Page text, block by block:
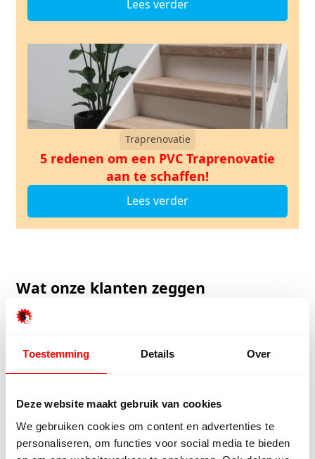
Toestemming Details Over
Deze website maakt gebruik van cookies
We gebruiken cookies om content en advertenties te
personaliseren, om functies voor social media te bieden
Lees verder
Traprenovatie
5 redenen om een PVC Traprenovatie
aan te schaffen!
Lees verder
Wat onze klanten zeggen
Onze klanten beoordelen ons met een 9/10
Hester Schaap
Top geholpen en voor een mooie prijs alles
kunnen kopen wat ik wil. Heel vriendelijk,
meedenkend en tegemoetkomend
echt